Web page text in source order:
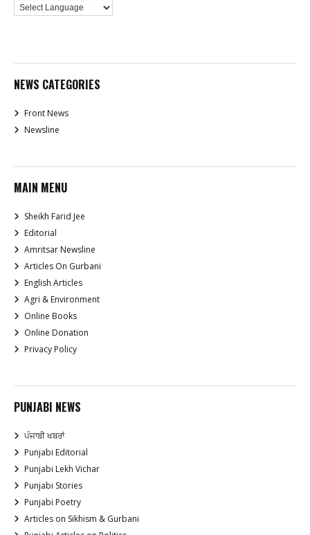
NEWS CATEGORIES
Front News
Newsline
MAIN MENU
Sheikh Farid Jee
Editorial
Amritsar Newsline
Articles On Gurbani
English Articles
Agri & Environment
Online Books
Online Donation
Privacy Policy
PUNJABI NEWS
ਪੰਜਾਬੀ ਖਬਰਾਂ
Punjabi Editorial
Punjabi Lekh Vichar
Punjabi Stories
Punjabi Poetry
Articles on Sikhism & Gurbani